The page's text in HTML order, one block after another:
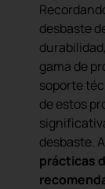
desbaste
gama de
soporte
de estos
desbaste.
prácticas